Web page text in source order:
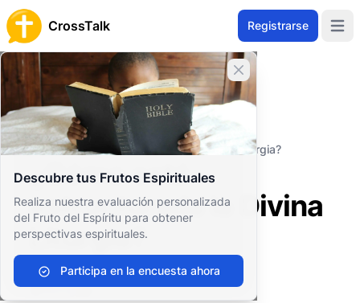
CrossTalk Registrarse
Cerrar banner
Descubre tus Frutos Espirituales
Realiza nuestra evaluación personalizada
del Fruto del Espíritu para obtener
perspectivas espirituales.
Participa en la encuesta ahora
Inicio
Archivo de Preguntas
Conceptos Teológicos
Prácticas Sagradas
¿Cómo está estructurada la Divina Liturgia?
¿Cómo está
estructurada la Divina
Liturgia?
0 0 108